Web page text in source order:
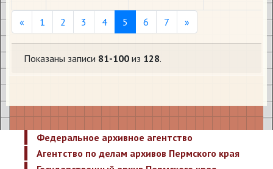
« Previous
1 2 3 4 5 6 7 »
Показаны записи 81-100 из 128.
Федеральное архивное агентство
Агентство по делам архивов Пермского края